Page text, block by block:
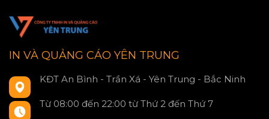
IN VÀ QUẢNG CÁO YÊN TRUNG
KĐT An Bình - Trần Xá - Yên Trung - Bắc Ninh
Từ 08:00 đến 22:00 từ Thứ 2 đến Thứ 7